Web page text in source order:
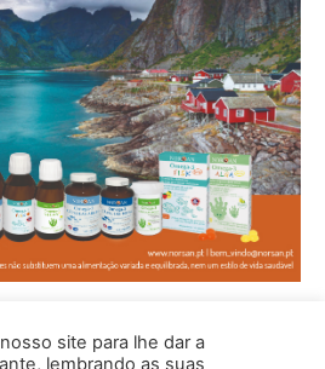
site para lhe dar a
lembrando as suas